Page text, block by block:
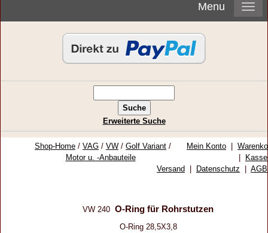
Menu
Erweiterte Suche
Shop-Home / VAG / VW / Golf Variant /
Motor u. -Anbauteile
Mein Konto
Kasse
Versand
Datenschutz AGB
VW 240 O-Ring für Rohrstutzen
O-Ring 28,5X3,8